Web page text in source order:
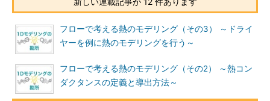
フローで考える熱のモデリング（その3） ～ドライ
ヤーを例に熱のモデリングを行う～
フローで考える熱のモデリング（その2） ～熱コン
ダクタンスの定義と導出方法～